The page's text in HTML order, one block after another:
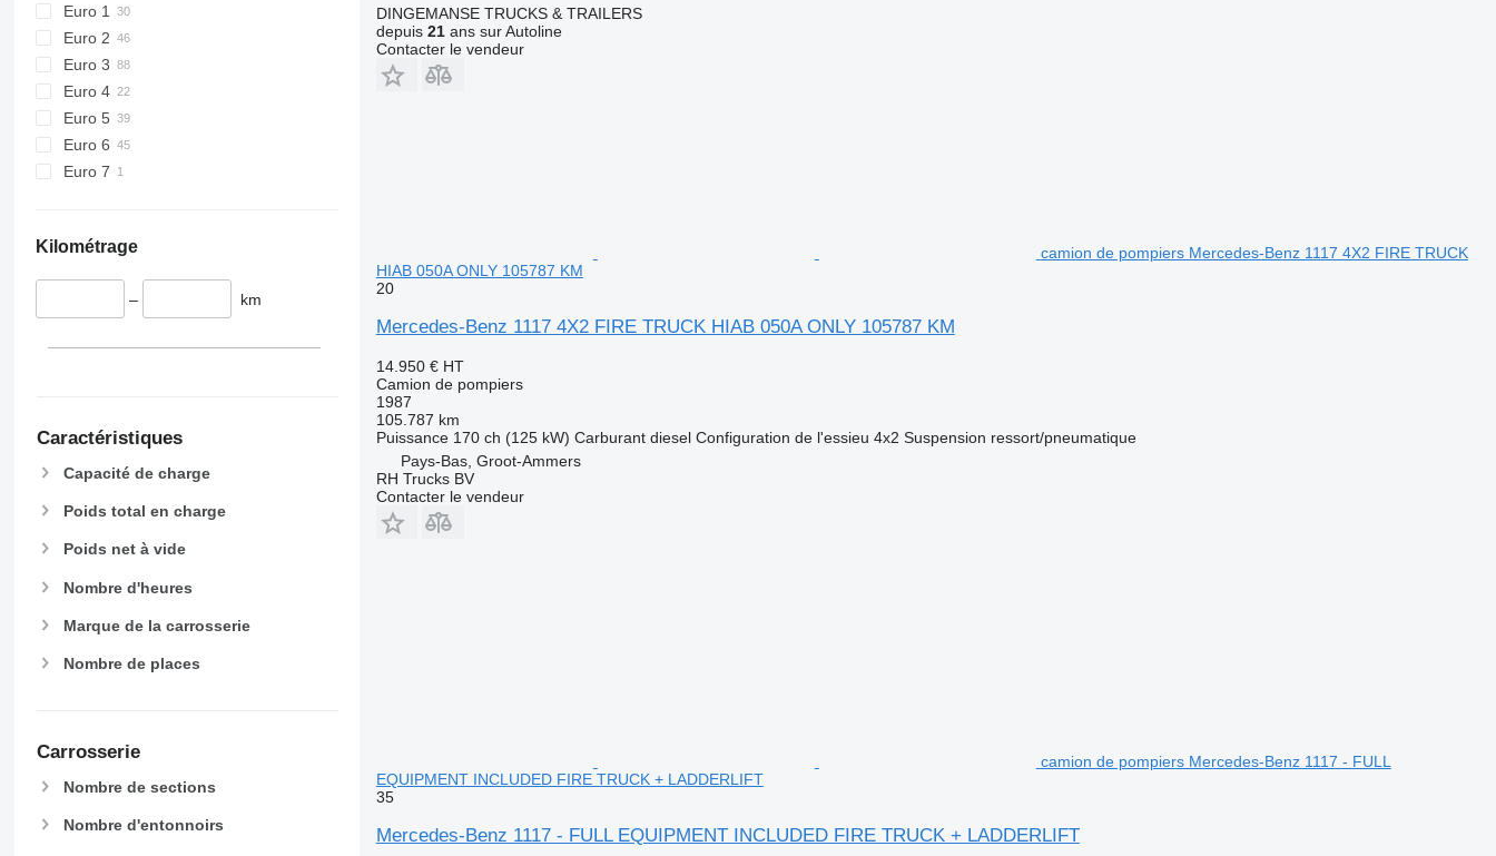
Euro 1
Euro 2
Euro 3
Euro 4
Euro 5
Euro 6
Euro 7
Kilométrage
– km
Caractéristiques
Capacité de charge
Poids total en charge
Poids net à vide
Nombre d'heures
Marque de la carrosserie
Nombre de places
Carrosserie
Nombre de sections
Nombre d'entonnoirs
DINGEMANSE TRUCKS & TRAILERS
depuis 21ans sur Autoline
Contacter le vendeur
camion de pompiers Mercedes-Benz 1117 4X2 FIRE TRUCK
HIAB 050A ONLY 105787 KM
20
Mercedes-Benz 1117 4X2 FIRE TRUCK HIAB 050A ONLY 105787 KM
14.950 € HT
Camion de pompiers
1987
105.787 km
Puissance 170 ch (125 kW) Carburant diesel Configuration de l'essieu 4x2 Suspension ressort/pneumatique
Pays-Bas, Groot-Ammers
RH Trucks BV
Contacter le vendeur
camion de pompiers Mercedes-Benz 1117 - FULL
EQUIPMENT INCLUDED FIRE TRUCK + LADDERLIFT
35
Mercedes-Benz 1117 - FULL EQUIPMENT INCLUDED FIRE TRUCK + LADDERLIFT